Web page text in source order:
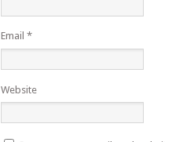
Email *
Website